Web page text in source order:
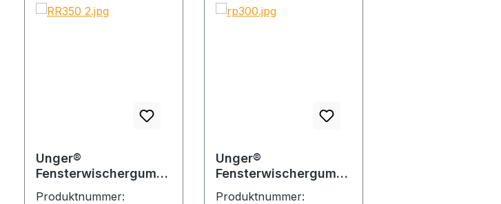
Unger®
Fensterwischergummi
Produktnummer:
Unger®
Fensterwischergummi
Produktnummer: